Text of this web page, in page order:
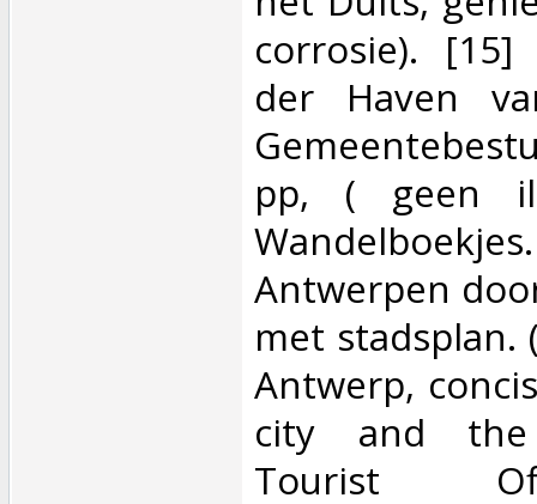
corrosie).
der Haven
pp, ( geen
Antwerpen
met stadsplan.
Antwerp,
city and
Tourist